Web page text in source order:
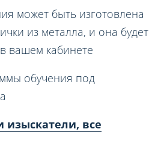
может быть изготовлена
из металла, и она будет
вашем кабинете
обучения под
все